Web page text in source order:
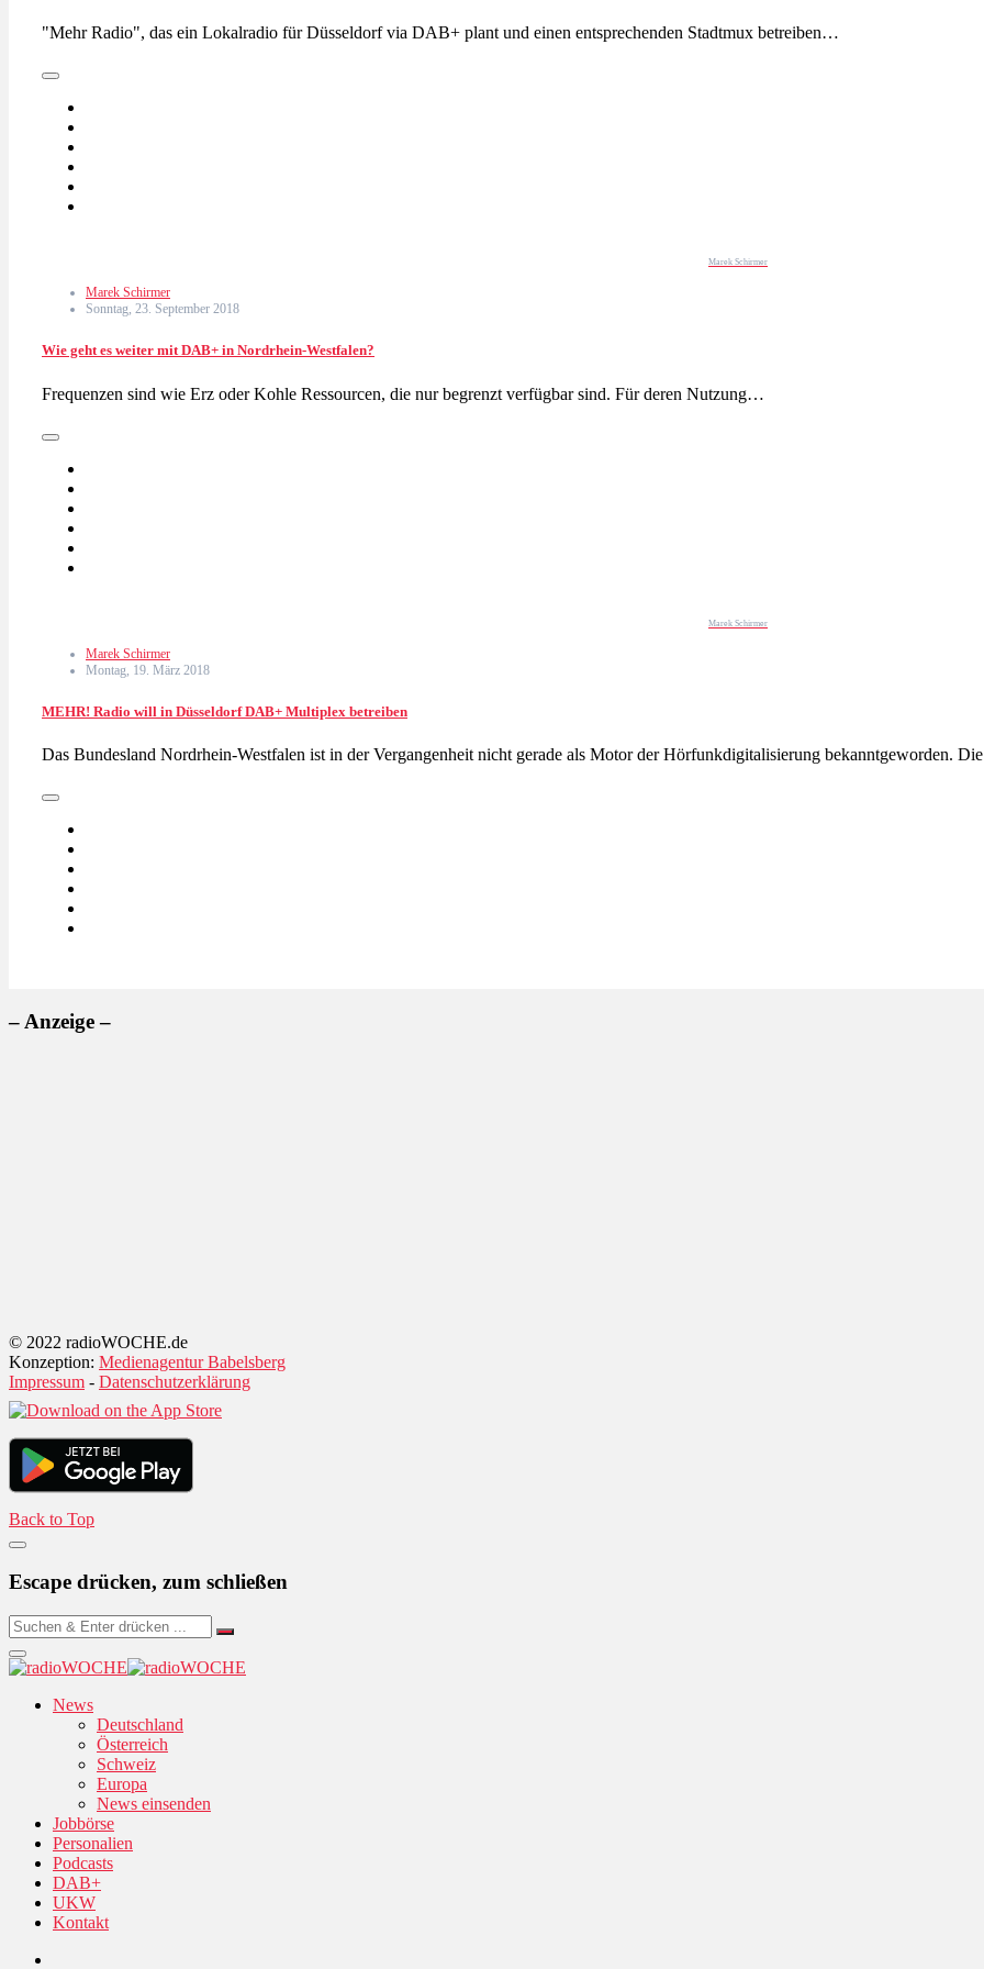
"Mehr Radio", das ein Lokalradio für Düsseldorf via DAB+ plant und einen entsprechenden Stadtmux betreiben…
Marek Schirmer
Marek Schirmer
Sonntag, 23. September 2018
Wie geht es weiter mit DAB+ in Nordrhein-Westfalen?
Frequenzen sind wie Erz oder Kohle Ressourcen, die nur begrenzt verfügbar sind. Für deren Nutzung…
Marek Schirmer
Marek Schirmer
Montag, 19. März 2018
MEHR! Radio will in Düsseldorf DAB+ Multiplex betreiben
Das Bundesland Nordrhein-Westfalen ist in der Vergangenheit nicht gerade als Motor der Hörfunkdigitalisierung bekanntgeworden.
– Anzeige –
© 2022 radioWOCHE.de
Konzeption: Medienagentur Babelsberg
Impressum - Datenschutzerklärung
Back to Top
Escape drücken, zum schließen
News
Deutschland
Österreich
Schweiz
Europa
News einsenden
Jobbörse
Personalien
Podcasts
DAB+
UKW
Kontakt